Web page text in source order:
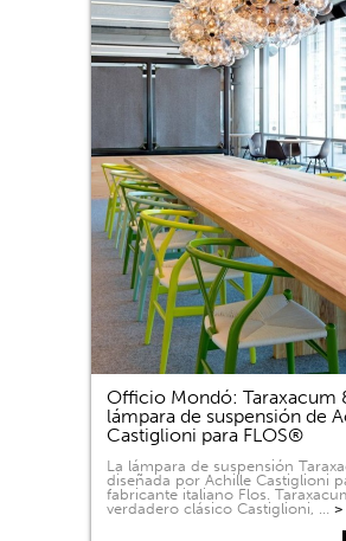
Officio Mondó: Taraxacum
lámpara de suspensión de
Castiglioni para FLOS®
La lámpara de suspensión
diseñada por Achille Castiglioni
fabricante italiano Flos.
verdadero clásico Castiglioni, … >